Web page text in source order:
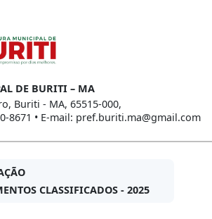
DE BURITI – MA
Buriti - MA, 65515-000,
8671 • E-mail: pref.buriti.ma@gmail.com
CLASSIFICADOS - 2025